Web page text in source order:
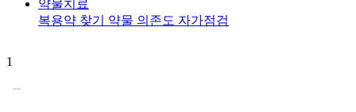
약물치료
복용약 찾기 약물 의존도 자가점검
1